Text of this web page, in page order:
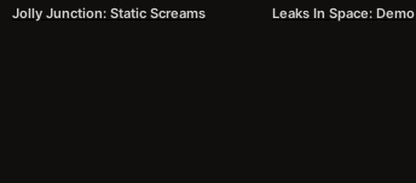
Jolly Junction: Static Screams Leaks In Space: Demo